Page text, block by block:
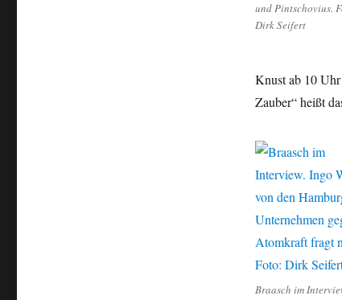
und Pintschovius.
Dirk Seifert
Knust ab 10
Zauber“ heißt
Braasch im